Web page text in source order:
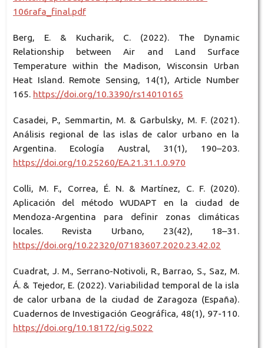
106rafa_final.pdf
Berg, E. & Kucharik, C. (2022). The Dynamic
Relationship between Air and Land Surface
Temperature within the Madison, Wisconsin Urban
Heat Island. Remote Sensing, 14(1), Article Number
165. https://doi.org/10.3390/rs14010165
Casadei, P., Semmartin, M. & Garbulsky, M. F. (2021).
Análisis regional de las islas de calor urbano en la
Argentina. Ecología Austral, 31(1), 190–203.
https://doi.org/10.25260/EA.21.31.1.0.970
Colli, M. F., Correa, É. N. & Martínez, C. F. (2020).
Aplicación del método WUDAPT en la ciudad de
Mendoza-Argentina para definir zonas climáticas
locales. Revista Urbano, 23(42), 18–31.
https://doi.org/10.22320/07183607.2020.23.42.02
Cuadrat, J. M., Serrano-Notivoli, R., Barrao, S., Saz, M.
Á. & Tejedor, E. (2022). Variabilidad temporal de la isla
de calor urbana de la ciudad de Zaragoza (España).
Cuadernos de Investigación Geográfica, 48(1), 97-110.
https://doi.org/10.18172/cig.5022